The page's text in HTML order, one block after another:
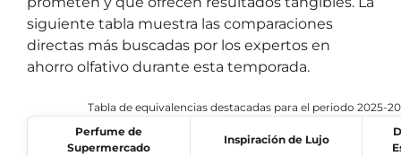
siguiente tabla muestra las comparaciones
directas más buscadas por los expertos en
ahorro olfativo durante esta temporada.
Tabla de equivalencias destacadas para el periodo 2025-
Perfume de
Supermercado
Inspiración de Lujo